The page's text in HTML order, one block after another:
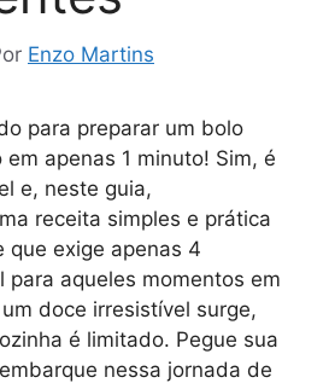
Enzo Martins
para preparar um bolo
apenas 1 minuto! Sim, é
e, neste guia,
receita simples e prática
que exige apenas 4
para aqueles momentos em
doce irresistível surge,
é limitado. Pegue sua
nessa jornada de